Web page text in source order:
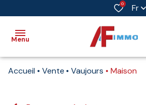
0 Fr
Menu
Vente
Accueil Vente Vaujours Maison